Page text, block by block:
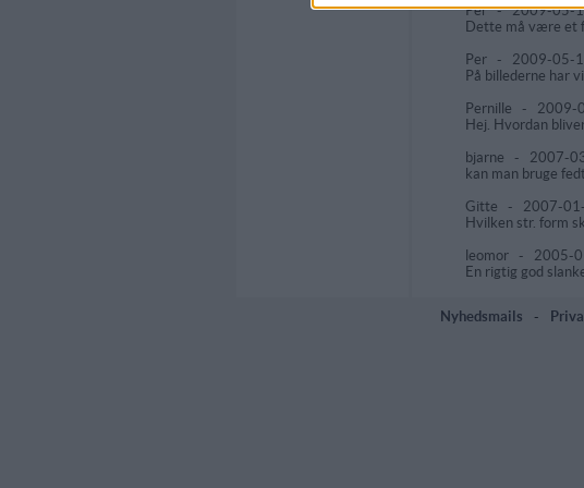
Per-2009-05-
Dette må være et
Per
- 2009-05-
På billederne har
Pernille
- 2009-
Hej. Hvordan
bjarne
- 2007-
kan man bruge
Gitte
- 2007-
Hvilken str. form
leomor
- 2005-
En rigtig god
Nyhedsmails -